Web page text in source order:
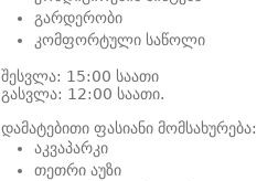
გარდერობი
კომფორტული საწოლი
შესვლა: 15:00 საათი
გასვლა: 12:00 საათი.
დამატებითი ფასიანი მომსახურება:
აკვაპარკი
თეთრი აუზი